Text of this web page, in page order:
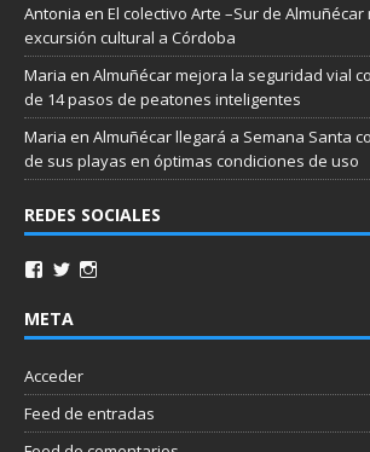
Antonia en El colectivo Arte –Sur de
excursión cultural a Córdoba
Maria en Almuñécar mejora la seguridad vial
de 14 pasos de peatones inteligentes
Maria en Almuñécar llegará a Semana Santa
de sus playas en óptimas condiciones de uso
REDES SOCIALES
META
Acceder
Feed de entradas